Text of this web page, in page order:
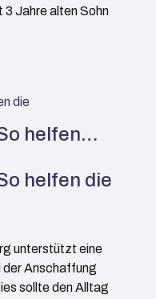
3 Jahre alten Sohn
helfen…
helfen die
unterstützt eine
der Anschaffung
sollte den Alltag